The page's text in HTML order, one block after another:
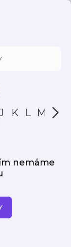
K L M N
nemáme